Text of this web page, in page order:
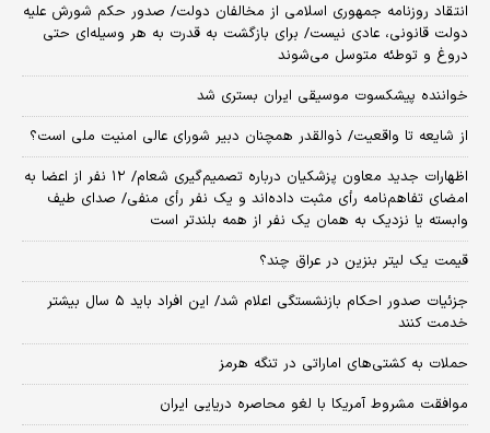
انتقاد روزنامه جمهوری اسلامی از مخالفان دولت/ صدور حکم شورش علیه
دولت قانونی، عادی نیست/ برای بازگشت به قدرت به هر وسیله‌ای حتی
دروغ و توطئه متوسل می‌شوند
خواننده پیشکسوت موسیقی ایران بستری شد
از شایعه تا واقعیت/ ذوالقدر همچنان دبیر شورای ‌عالی امنیت ملی است؟
اظهارات جدید معاون پزشکیان درباره تصمیم‌گیری شعام/ ۱۲ نفر از اعضا به
امضای تفاهم‌نامه رأی مثبت داده‌اند و یک نفر رأی منفی/ صدای طیف
وابسته یا نزدیک به همان یک نفر از همه بلندتر است
قیمت یک لیتر بنزین در عراق چند؟
جزئیات صدور احکام بازنشستگی اعلام شد/ این افراد باید ۵ سال بیشتر
خدمت کنند
حملات به کشتی‌های اماراتی در تنگه هرمز
موافقت مشروط آمریکا با لغو محاصره دریایی ایران